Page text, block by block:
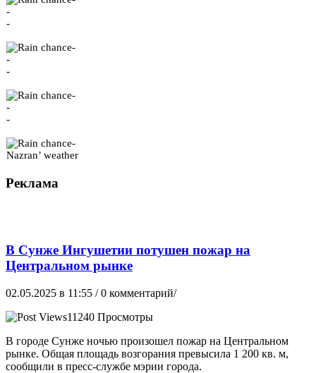
-
-
-
-
-
-
-
-
-
Nazran’ weather
Реклама
В Сунже Ингушетии потушен пожар на
Центральном рынке
02.05.2025 в 11:55 / 0 комментарий/
11240 Просмотры
В городе Сунже ночью произошел пожар на Центральном
рынке. Общая площадь возгорания превысила 1 200 кв. м,
сообщили в пресс-службе мэрии города.